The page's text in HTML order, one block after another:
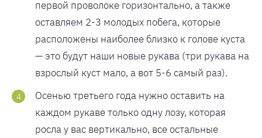
первой проволоке горизонтально, а также
оставляем 2-3 молодых побега, которые
расположены наиболее близко к голове куста
— это будут наши новые рукава (три рукава на
взрослый куст мало, а вот 5-6 самый раз).
Осенью третьего года нужно оставить на
каждом рукаве только одну лозу, которая
росла у вас вертикально, все остальные